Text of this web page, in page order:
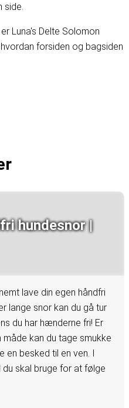
Luna's Delte Solomon
forsiden og bagsiden
hundesnor |
lave din egen håndfri
lange snor kan du gå tur
du har hænderne fri! Er
kan du tage smukke
en besked til en ven. I
du skal bruge for at følge